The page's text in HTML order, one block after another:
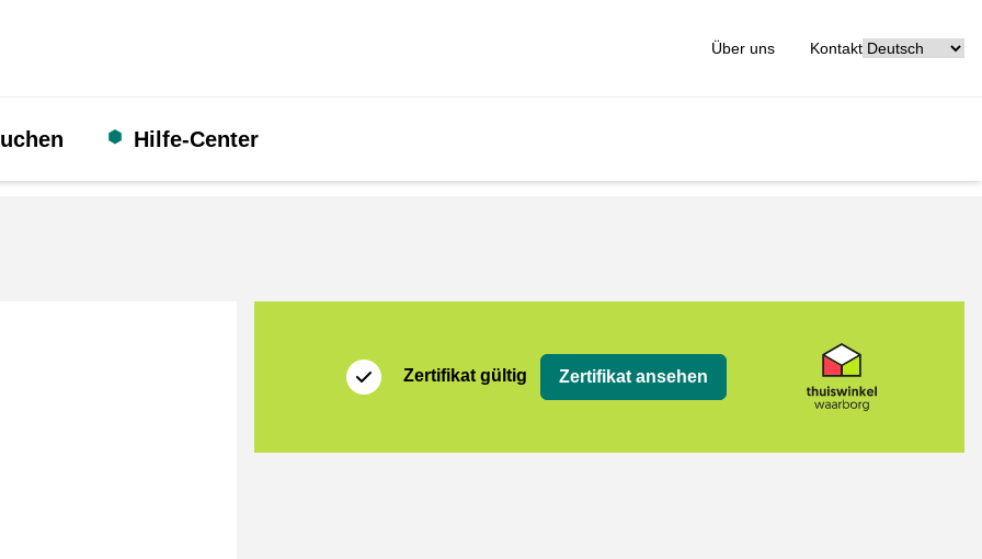
Über uns Kontakt
Hilfe-Center
Zertifikat gültig Zertifikat ansehen